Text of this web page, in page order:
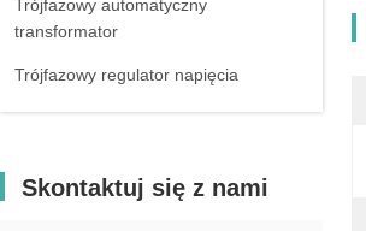
Trójfazowy automatyczny
transformator
Trójfazowy regulator napięcia
Reaktor trójfazowy
Skontaktuj się z nami